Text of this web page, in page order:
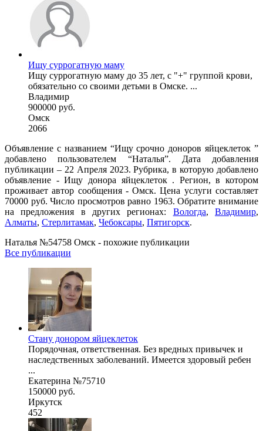
Ищу суррогатную маму
Ищу суррогатную маму до 35 лет, с "+" группой крови,
обязательно со своими детьми в Омске. ...
Владимир
900000 руб.
Омск
2066
Объявление с названием “Ищу срочно доноров яйцеклеток ”
добавлено пользователем “Наталья”. Дата добавления
публикации – 22 Апреля 2023. Рубрика, в которую добавлено
объявление - Ищу донора яйцеклеток . Регион, в котором
проживает автор сообщения - Омск. Цена услуги составляет
70000 руб. Число просмотров равно 1963. Обратите внимание
на предложения в других регионах: Вологда,Владимир,
Алматы, Стерлитамак, Чебоксары, Пятигорск.
Наталья №54758 Омск - похожие публикации
Все публикации
Стану донором яйцеклеток
Порядочная, ответственная. Без вредных привычек и
наследственных заболеваний. Имеется здоровый ребен
...
Екатерина №75710
150000 руб.
Иркутск
452